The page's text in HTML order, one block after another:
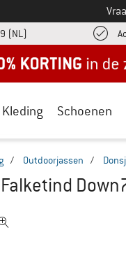
(NL)
Kleding Schoenen
/ Outdoorjassen /
Falketind